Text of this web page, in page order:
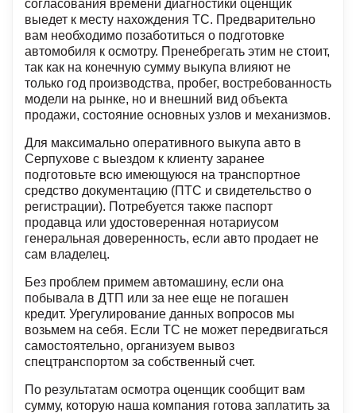
согласования времени диагностики оценщик
выедет к месту нахождения ТС. Предварительно
вам необходимо позаботиться о подготовке
автомобиля к осмотру. Пренебрегать этим не стоит,
так как на конечную сумму выкупа влияют не
только год производства, пробег, востребованность
модели на рынке, но и внешний вид объекта
продажи, состояние основных узлов и механизмов.
Для максимально оперативного выкупа авто в
Серпухове с выездом к клиенту заранее
подготовьте всю имеющуюся на транспортное
средство документацию (ПТС и свидетельство о
регистрации). Потребуется также паспорт
продавца или удостоверенная нотариусом
генеральная доверенность, если авто продает не
сам владелец.
Без проблем примем автомашину, если она
побывала в ДТП или за нее еще не погашен
кредит. Урегулирование данных вопросов мы
возьмем на себя. Если ТС не может передвигаться
самостоятельно, организуем вывоз
спецтранспортом за собственный счет.
По результатам осмотра оценщик сообщит вам
сумму, которую наша компания готова заплатить за